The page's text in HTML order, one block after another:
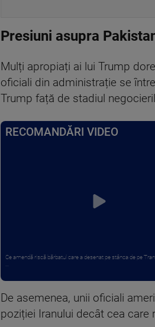
Presiuni asupra
Mulți apropiați ai lui Trump
oficiali din administrație se
Trump față de stadiul
RECOMANDĂRI VIDEO
Ce amendă riscă bărbatul care a desenat pe stânca de pe
De asemenea, unii oficiali
poziției Iranului decât cea care